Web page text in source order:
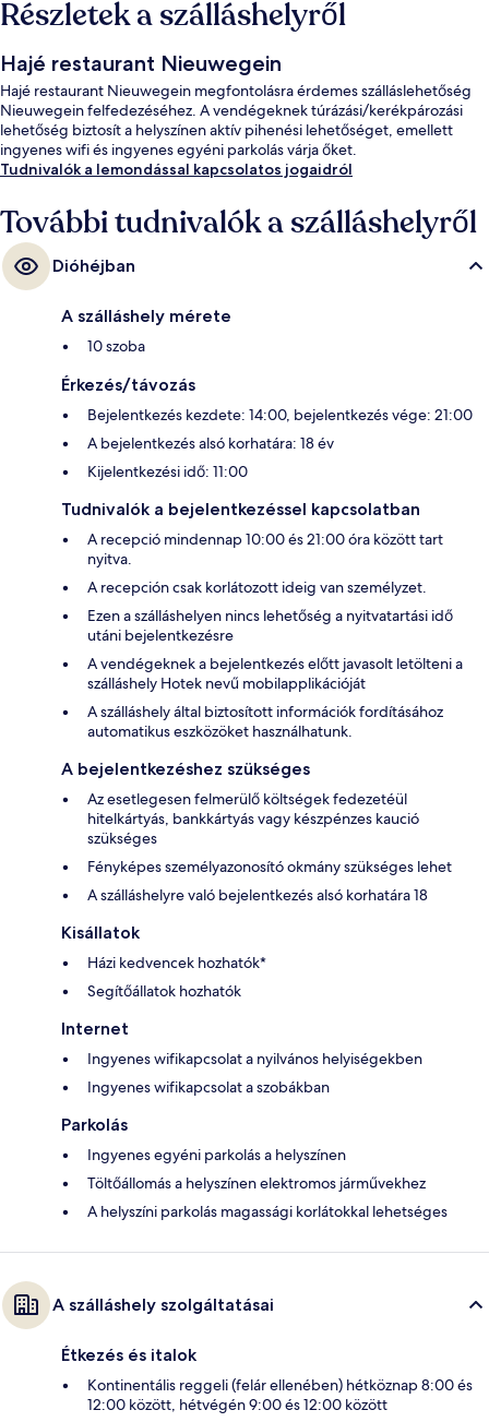
Részletek a szálláshelyről
Hajé restaurant Nieuwegein
Hajé restaurant Nieuwegein megfontolásra érdemes szálláslehetőség
Nieuwegein felfedezéséhez. A vendégeknek túrázási/kerékpározási
lehetőség biztosít a helyszínen aktív pihenési lehetőséget, emellett
ingyenes wifi és ingyenes egyéni parkolás várja őket.
Tudnivalók a lemondással kapcsolatos jogaidról
További tudnivalók a szálláshelyről
Dióhéjban
A szálláshely mérete
10 szoba
Érkezés/távozás
Bejelentkezés kezdete: 14:00, bejelentkezés vége: 21:00
A bejelentkezés alsó korhatára: 18 év
Kijelentkezési idő: 11:00
Tudnivalók a bejelentkezéssel kapcsolatban
A recepció mindennap 10:00 és 21:00 óra között tart
nyitva.
A recepción csak korlátozott ideig van személyzet.
Ezen a szálláshelyen nincs lehetőség a nyitvatartási idő
utáni bejelentkezésre
A vendégeknek a bejelentkezés előtt javasolt letölteni a
szálláshely Hotek nevű mobilapplikációját
A szálláshely által biztosított információk fordításához
automatikus eszközöket használhatunk.
A bejelentkezéshez szükséges
Az esetlegesen felmerülő költségek fedezetéül
hitelkártyás, bankkártyás vagy készpénzes kaució
szükséges
Fényképes személyazonosító okmány szükséges lehet
A szálláshelyre való bejelentkezés alsó korhatára 18
Kisállatok
Házi kedvencek hozhatók*
Segítőállatok hozhatók
Internet
Ingyenes wifikapcsolat a nyilvános helyiségekben
Ingyenes wifikapcsolat a szobákban
Parkolás
Ingyenes egyéni parkolás a helyszínen
Töltőállomás a helyszínen elektromos járművekhez
A helyszíni parkolás magassági korlátokkal lehetséges
A szálláshely szolgáltatásai
Étkezés és italok
Kontinentális reggeli (felár ellenében) hétköznap 8:00 és
12:00 között, hétvégén 9:00 és 12:00 között